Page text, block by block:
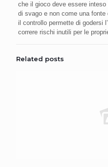
che il gioco deve essere
di svago e non come una
il controllo permette di godersi
correre rischi inutili per le
Related posts